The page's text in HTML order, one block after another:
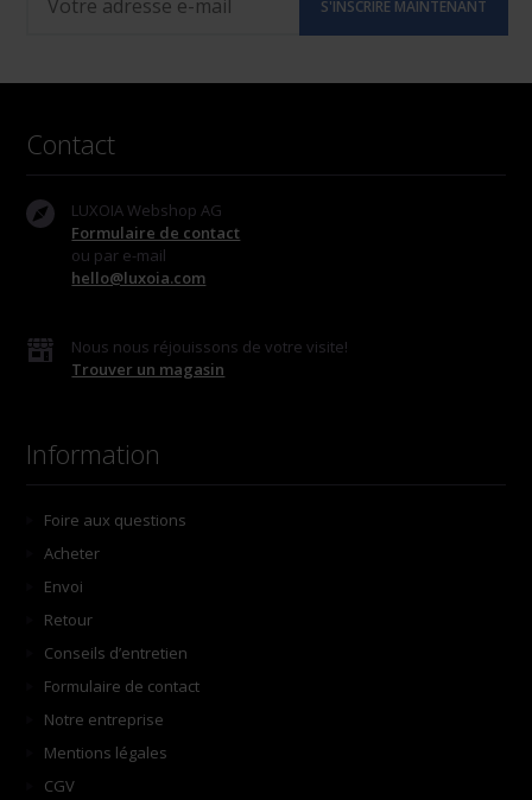
Contact
LUXOIA Webshop AG
Formulaire de contact
ou par e-mail
hello@luxoia.com
Nous nous réjouissons de votre visite!
Trouver un magasin
Information
Foire aux questions
Acheter
Envoi
Retour
Conseils d’entretien
Formulaire de contact
Notre entreprise
Mentions légales
CGV